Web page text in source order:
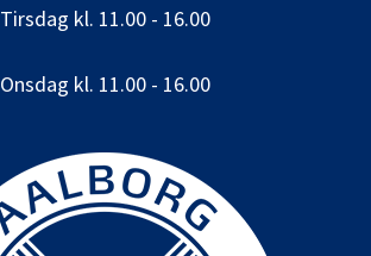
Tirsdag kl. 11.00 - 16.00
Onsdag kl. 11.00 - 16.00